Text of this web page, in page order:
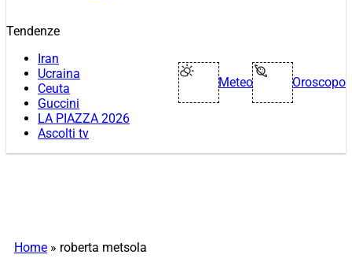
Tendenze
Iran
Ucraina
Ceuta
Guccini
LA PIAZZA 2026
Ascolti tv
Meteo Oroscopo
Home » roberta metsola